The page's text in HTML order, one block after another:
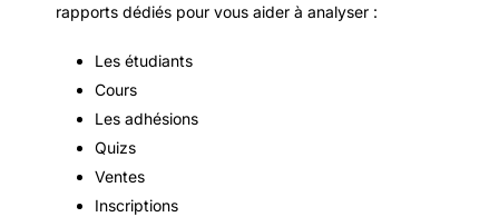
rapports dédiés pour vous aider à analyser :
Les étudiants
Cours
Les adhésions
Quizs
Ventes
Inscriptions